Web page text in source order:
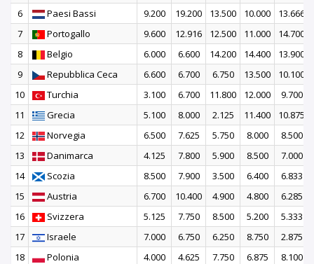
6
Paesi Bassi 9.200 19.200 13.500 10.000
13.666
7
Portogallo 9.600 12.916 12.500 11.000
14.700
8
Belgio 6.000 6.600 14.200 14.400
13.900
9
Repubblica Ceca 6.600 6.700 6.750 13.500
10.100
10
Turchia 3.100 6.700 11.800 12.000
9.700
11
Grecia 5.100 8.000 2.125 11.400
10.875
12
Norvegia 6.500 7.625 5.750 8.000 8.500
13
Danimarca 4.125 7.800 5.900 8.500
7.000
14
Scozia 8.500 7.900 3.500 6.400 6.833
15
Austria 6.700 10.400 4.900 4.800 6.285
16
Svizzera 5.125 7.750 8.500 5.200 5.333
17
Israele 7.000 6.750 6.250 8.750
2.875
18
Polonia 4.000 4.625 7.750 6.875 8.100